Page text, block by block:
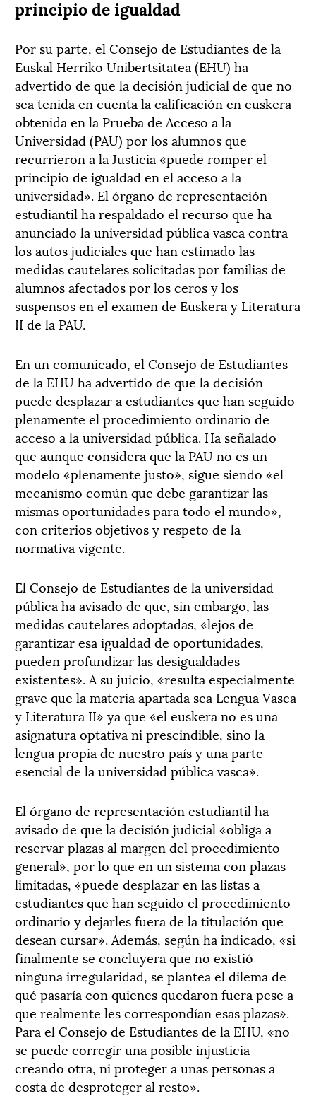
principio de igualdad
Por su parte, el Consejo de Estudiantes de la
Euskal Herriko Unibertsitatea (EHU) ha
advertido de que la decisión judicial de que no
sea tenida en cuenta la calificación en euskera
obtenida en la Prueba de Acceso a la
Universidad (PAU) por los alumnos que
recurrieron a la Justicia «puede romper el
principio de igualdad en el acceso a la
universidad». El órgano de representación
estudiantil ha respaldado el recurso que ha
anunciado la universidad pública vasca contra
los autos judiciales que han estimado las
medidas cautelares solicitadas por familias de
alumnos afectados por los ceros y los
suspensos en el examen de Euskera y Literatura
II de la PAU.
En un comunicado, el Consejo de Estudiantes
de la EHU ha advertido de que la decisión
puede desplazar a estudiantes que han seguido
plenamente el procedimiento ordinario de
acceso a la universidad pública. Ha señalado
que aunque considera que la PAU no es un
modelo «plenamente justo», sigue siendo «el
mecanismo común que debe garantizar las
mismas oportunidades para todo el mundo»,
con criterios objetivos y respeto de la
normativa vigente.
El Consejo de Estudiantes de la universidad
pública ha avisado de que, sin embargo, las
medidas cautelares adoptadas, «lejos de
garantizar esa igualdad de oportunidades,
pueden profundizar las desigualdades
existentes». A su juicio, «resulta especialmente
grave que la materia apartada sea Lengua Vasca
y Literatura II» ya que «el euskera no es una
asignatura optativa ni prescindible, sino la
lengua propia de nuestro país y una parte
esencial de la universidad pública vasca».
El órgano de representación estudiantil ha
avisado de que la decisión judicial «obliga a
reservar plazas al margen del procedimiento
general», por lo que en un sistema con plazas
limitadas, «puede desplazar en las listas a
estudiantes que han seguido el procedimiento
ordinario y dejarles fuera de la titulación que
desean cursar». Además, según ha indicado, «si
finalmente se concluyera que no existió
ninguna irregularidad, se plantea el dilema de
qué pasaría con quienes quedaron fuera pese a
que realmente les correspondían esas plazas».
Para el Consejo de Estudiantes de la EHU, «no
se puede corregir una posible injusticia
creando otra, ni proteger a unas personas a
costa de desproteger al resto».